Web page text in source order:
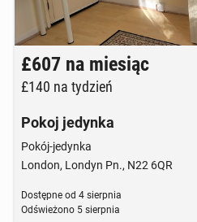
£607 na miesiąc
£140 na tydzień
Pokoj jedynka
Pokój-jedynka
London, Londyn Pn., N22 6QR
Dostępne od 4 sierpnia
Odświeżono 5 sierpnia